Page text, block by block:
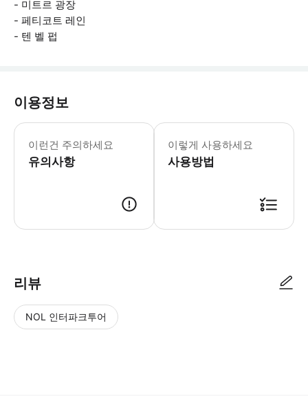
- 미트르 광장
- 페티코트 레인
- 텐 벨 펍
이용정보
이런건 주의하세요
유의사항
- 만 18세 미만 참가자는 반드시 성인
이렇게 사용하세요
사용방법
리뷰
NOL 인터파크투어